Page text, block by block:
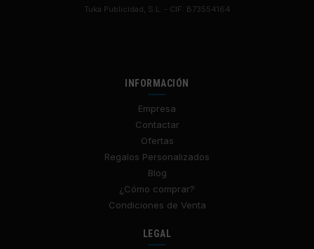
Tuka Publicidad, S.L. - CIF: B73554164
INFORMACIÓN
Empresa
Contactar
Ofertas
Regalos Personalizados
Blog
¿Cómo comprar?
Condiciones de Venta
LEGAL